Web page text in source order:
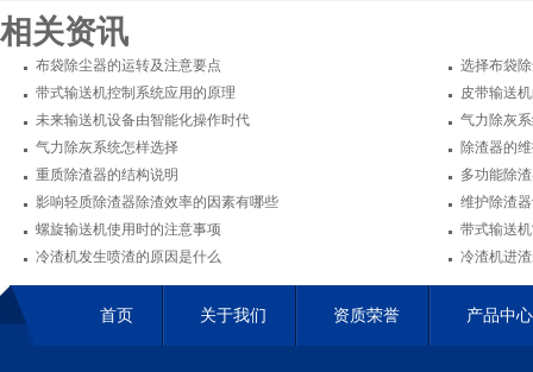
相关资讯
布袋除尘器的运转及注意要点
选择布袋
带式输送机控制系统应用的原理
皮带输送
未来输送机设备由智能化操作时代
气力除灰
气力除灰系统怎样选择
除渣器的
重质除渣器的结构说明
多功能除
影响轻质除渣器除渣效率的因素有哪些
维护除渣
螺旋输送机使用时的注意事项
带式输送
冷渣机发生喷渣的原因是什么
冷渣机进
首页 关于我们 资质荣誉 产品中心